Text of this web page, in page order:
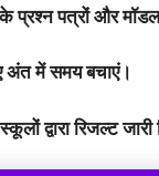
के प्रश्न पत्रों और
अंत में समय बचाएं।
द्वारा रिजल्ट